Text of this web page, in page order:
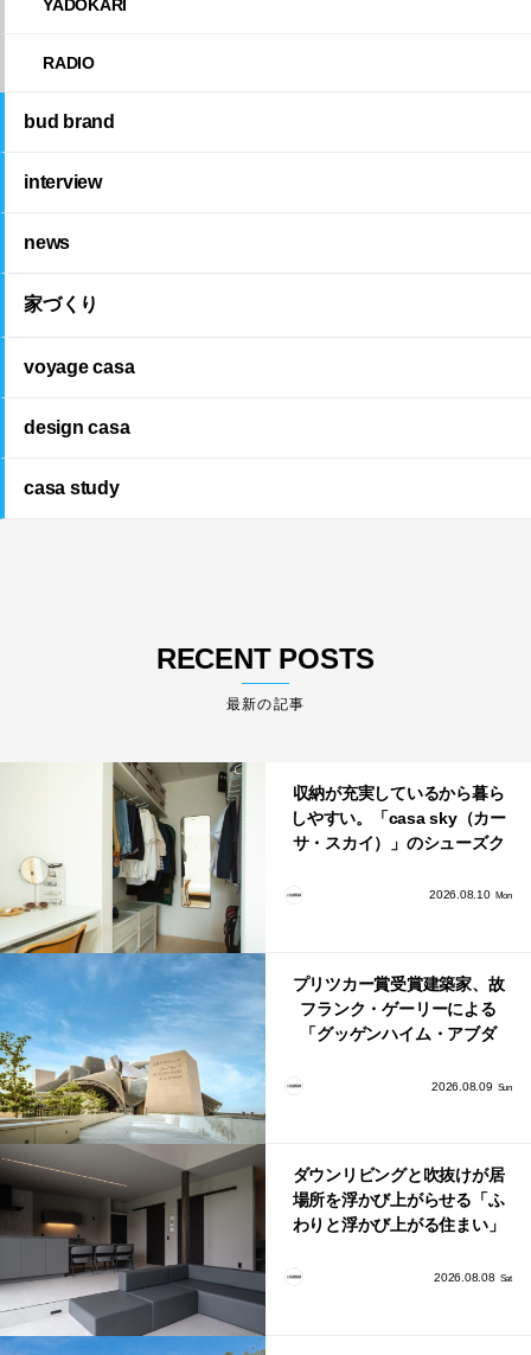
YADOKARI
RADIO
bud brand
interview
news
家づくり
voyage casa
design casa
casa study
RECENT POSTS
最新の記事
収納が充実しているから暮ら
しやすい。「casa sky（カー
サ・スカイ）」のシューズク
ゼット活用術2026.08.10 Mon
プリツカー賞受賞建築家、故
フランク・ゲーリーによる
「グッゲンハイム・アブダ
2026.08.09 Sun
ダウンリビングと吹抜けが居
場所を浮かび上がらせる「ふ
わりと浮かび上がる住まい」
2026.08.08 Sat